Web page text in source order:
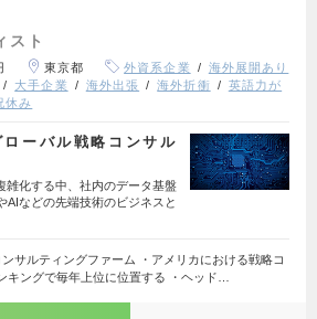
スト
東京都 外資系企業
海外展開あり
大手企業 海外出張 海外折衝
英語力が
休み
ーバル戦略コンサル
化する中、社内のデータ基盤
AIなどの先端技術のビジネスと
ンサルティングファーム ・アメリカにおける戦略コ
キングで毎年上位に位置する ・ヘッド…